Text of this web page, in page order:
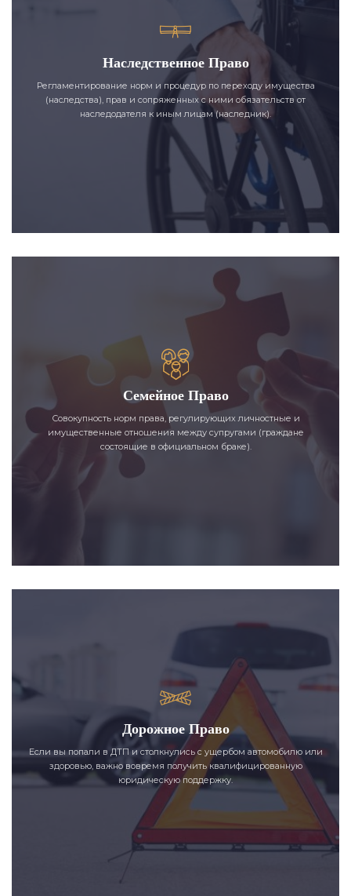
Наследственное Право
Регламентирование норм и процедур по переходу имущества
(наследства), прав и сопряженных с ними обязательств от
наследодателя к иным лицам (наследник).
Семейное Право
Совокупность норм права, регулирующих личностные и
имущественные отношения между супругами (граждане
состоящие в официальном браке).
Дорожное Право
Если вы попали в ДТП и столкнулись с ущербом автомобилю или
здоровью, важно вовремя получить квалифицированную
юридическую поддержку.